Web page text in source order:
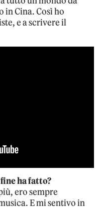
in Cina. Così ho
e a scrivere il
ha fatto?
ero sempre
E mi sentivo in